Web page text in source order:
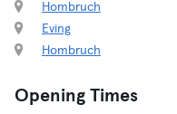
Hombruch
Eving
Hombruch
Opening Times